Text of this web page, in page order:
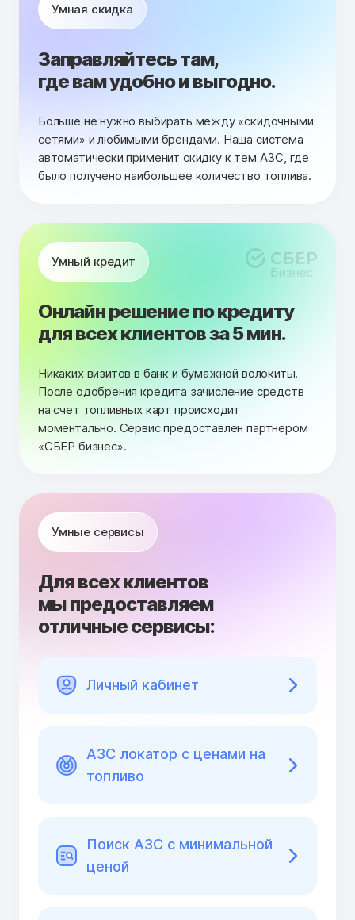
Умная скидка
Заправляйтесь там,
где вам удобно и выгодно.
Больше не нужно выбирать между «скидочными
сетями» и любимыми брендами. Наша система
автоматически применит скидку к тем АЗС, где
было получено наибольшее количество топлива.
Умный кредит
Онлайн решение по кредиту
для всех клиентов за 5 мин.
Никаких визитов в банк и бумажной волокиты.
После одобрения кредита зачисление средств
на счет топливных карт происходит
моментально. Сервис предоставлен партнером
«СБЕР бизнес».
Умные сервисы
Для всех клиентов
мы предоставляем
отличные сервисы:
Личный кабинет
АЗС локатор с ценами на
топливо
Поиск АЗС с минимальной
ценой